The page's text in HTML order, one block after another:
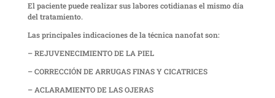
El paciente puede realizar sus labores cotidianas el mismo día
del tratamiento.
Las principales indicaciones de la técnica nanofat son:
– REJUVENECIMIENTO DE LA PIEL
– CORRECCIÓN DE ARRUGAS FINAS Y CICATRICES
– ACLARAMIENTO DE LAS OJERAS